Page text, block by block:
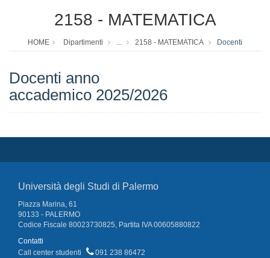
2158 - MATEMATICA
HOME Dipartimenti ... 2158 - MATEMATICA Docenti
Docenti anno
accademico 2025/2026
Università degli Studi di Palermo
Piazza Marina, 61
90133 - PALERMO
Codice Fiscale 80023730825, Partita IVA 00605880822
Contatti
Call center studenti
091 238 86472